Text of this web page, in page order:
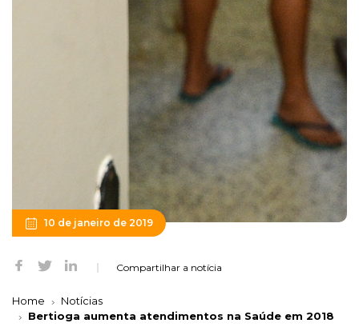
10 de janeiro de 2019
Compartilhar a notícia
Home
Notícias
Bertioga aumenta atendimentos na Saúde em 2018